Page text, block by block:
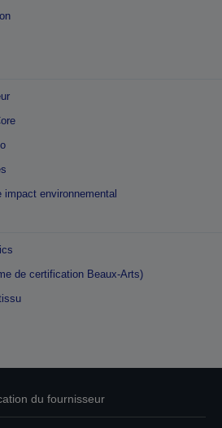
environnemental
de certification Beaux-Arts)
du fournisseur